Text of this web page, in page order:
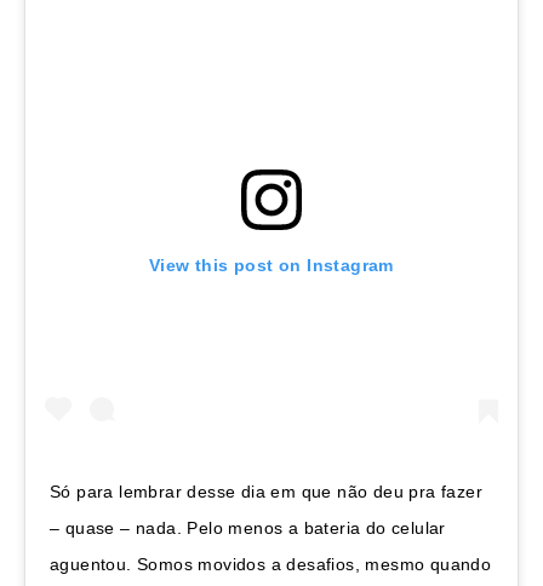
View this post on Instagram
Só para lembrar desse dia em que não deu pra fazer
– quase – nada. Pelo menos a bateria do celular
aguentou. Somos movidos a desafios, mesmo quando